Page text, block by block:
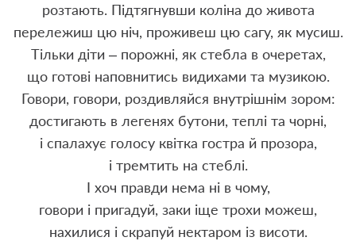
розтають. Підтягнувши коліна до живота
перележиш цю ніч, проживеш цю сагу, як мусиш.
Тільки діти – порожні, як стебла в очеретах,
що готові наповнитись видихами та музикою.
Говори, говори, роздивляйся внутрішнім зором:
достигають в легенях бутони, теплі та чорні,
і спалахує голосу квітка гостра й прозора,
і тремтить на стеблі.
І хоч правди нема ні в чому,
говори і пригадуй, заки іще трохи можеш,
нахилися і скрапуй нектаром із висоти.